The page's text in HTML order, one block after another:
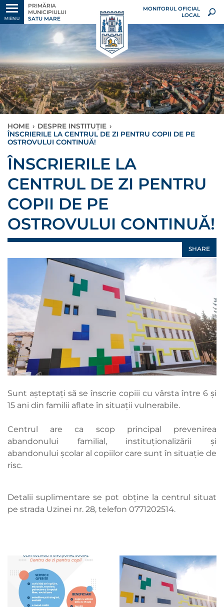
MENU
PRIMĂRIA
MUNICIPIULUI
SATU MARE
MONITORUL OFICIAL
LOCAL
HOME › DESPRE INSTITUȚIE ›
ÎNSCRIERILE LA CENTRUL DE ZI PENTRU COPII DE PE
OSTROVULUI CONTINUĂ!
ÎNSCRIERILE LA
CENTRUL DE ZI PENTRU
COPII DE PE
OSTROVULUI CONTINUĂ!
SHARE
Sunt așteptați să se înscrie copiii cu vârsta între 6 și
15 ani din familii aflate în situații vulnerabile.
Centrul are ca scop principal prevenirea
abandonului familial, instituționalizării și
abandonului școlar al copiilor care sunt în situație de
risc.
Detalii suplimentare se pot obține la centrul situat
pe strada Uzinei nr. 28, telefon 0771202514.